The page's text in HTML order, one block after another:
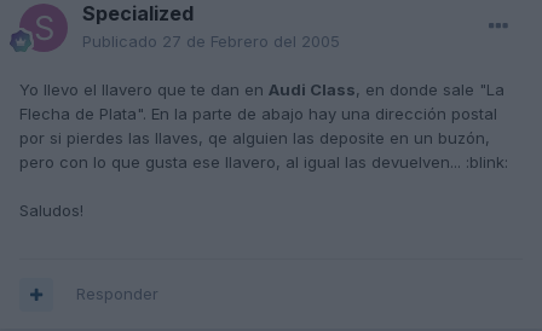
Specialized
Publicado 27 de Febrero del 2005
Yo llevo el llavero que te dan en Audi Class, en donde sale "La
Flecha de Plata". En la parte de abajo hay una dirección postal
por si pierdes las llaves, qe alguien las deposite en un buzón,
pero con lo que gusta ese llavero, al igual las devuelven... :blink:
Saludos!
Responder